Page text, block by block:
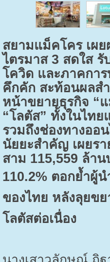
สยามแม็คโคร เผ
ไตรมาส 3 สดใส รั
โควิด และภาคกา
คึกคัก สะท้อนผลสำ
หน้าขยายธุรกิจ “
“โลตัส” ทั้งในไทย
รวมถึงช่องทางออ
นัยยะสำคัญ เผยร
สาม 115,559 ล้าน
110.2% ตอกย้ำผู้น
ของไทย หลังลุยข
โลตัสต่อเนื่อง